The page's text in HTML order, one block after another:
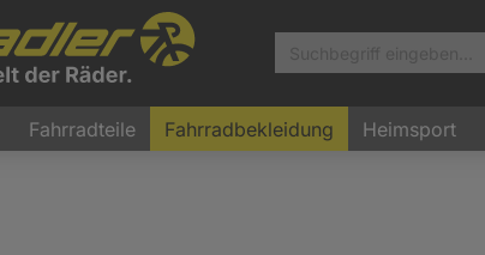
Fahrradteile Fahrradbekleidung Heimsport